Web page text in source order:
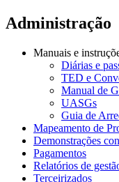
Administração
Manuais e
Diárias e
TED e
Manual de
UASGs
Guia de
Mapeamento de
Demonstrações
Pagamentos
Relatórios de
Terceirizados